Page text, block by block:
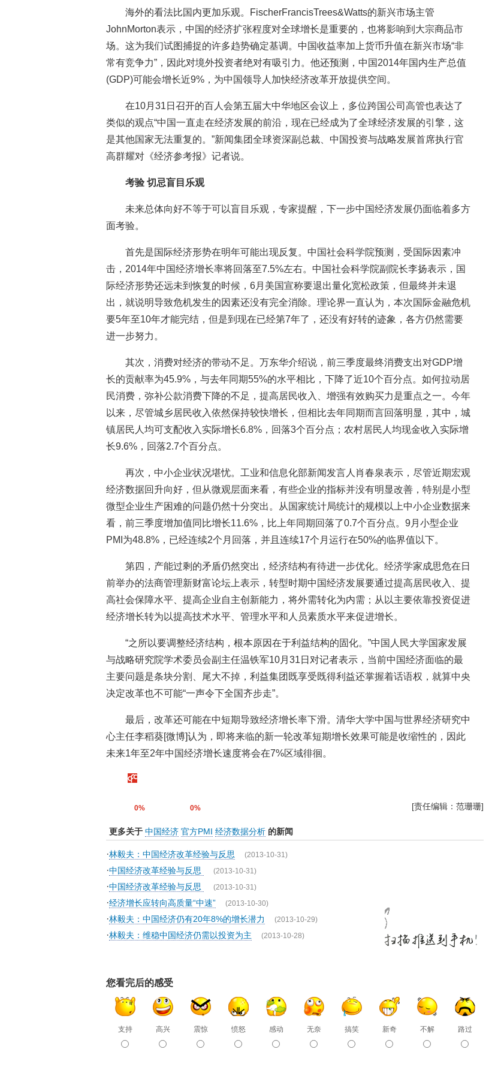
海外的看法比国内更加乐观。FischerFrancisTrees&Watts的新兴市场主管
JohnMorton表示，中国的经济扩张程度对全球增长是重要的，也将影响到大宗商品市
场。这为我们试图捕捉的许多趋势确定基调。中国收益率加上货币升值在新兴市场“非
常有竞争力”，因此对境外投资者绝对有吸引力。他还预测，中国2014年国内生产总值
(GDP)可能会增长近9%，为中国领导人加快经济改革开放提供空间。
在10月31日召开的百人会第五届大中华地区会议上，多位跨国公司高管也表达了
类似的观点“中国一直走在经济发展的前沿，现在已经成为了全球经济发展的引擎，这
是其他国家无法重复的。”新闻集团全球资深副总裁、中国投资与战略发展首席执行官
高群耀对《经济参考报》记者说。
考验 切忌盲目乐观
未来总体向好不等于可以盲目乐观，专家提醒，下一步中国经济发展仍面临着多方
面考验。
首先是国际经济形势在明年可能出现反复。中国社会科学院预测，受国际因素冲
击，2014年中国经济增长率将回落至7.5%左右。中国社会科学院副院长李扬表示，国
际经济形势还远未到恢复的时候，6月美国宣称要退出量化宽松政策，但最终并未退
出，就说明导致危机发生的因素还没有完全消除。理论界一直认为，本次国际金融危机
要5年至10年才能完结，但是到现在已经第7年了，还没有好转的迹象，各方仍然需要
进一步努力。
其次，消费对经济的带动不足。万东华介绍说，前三季度最终消费支出对GDP增
长的贡献率为45.9%，与去年同期55%的水平相比，下降了近10个百分点。如何拉动居
民消费，弥补公款消费下降的不足，提高居民收入、增强有效购买力是重点之一。今年
以来，尽管城乡居民收入依然保持较快增长，但相比去年同期而言回落明显，其中，城
镇居民人均可支配收入实际增长6.8%，回落3个百分点；农村居民人均现金收入实际增
长9.6%，回落2.7个百分点。
再次，中小企业状况堪忧。工业和信息化部新闻发言人肖春泉表示，尽管近期宏观
经济数据回升向好，但从微观层面来看，有些企业的指标并没有明显改善，特别是小型
微型企业生产困难的问题仍然十分突出。从国家统计局统计的规模以上中小企业数据来
看，前三季度增加值同比增长11.6%，比上年同期回落了0.7个百分点。9月小型企业
PMI为48.8%，已经连续2个月回落，并且连续17个月运行在50%的临界值以下。
第四，产能过剩的矛盾仍然突出，经济结构有待进一步优化。经济学家成思危在日
前举办的法商管理新财富论坛上表示，转型时期中国经济发展要通过提高居民收入、提
高社会保障水平、提高企业自主创新能力，将外需转化为内需；从以主要依靠投资促进
经济增长转为以提高技术水平、管理水平和人员素质水平来促进增长。
“之所以要调整经济结构，根本原因在于利益结构的固化。”中国人民大学国家发展
与战略研究院学术委员会副主任温铁军10月31日对记者表示，当前中国经济面临的最
主要问题是条块分割、尾大不掉，利益集团既享受既得利益还掌握着话语权，就算中央
决定改革也不可能“一声令下全国齐步走”。
最后，改革还可能在中短期导致经济增长率下滑。清华大学中国与世界经济研究中
心主任李稻葵[微博]认为，即将来临的新一轮改革短期增长效果可能是收缩性的，因此
未来1年至2年中国经济增长速度将会在7%区域徘徊。
0% 0% [责任编辑：范珊珊]
更多关于 中国经济 官方PMI 经济数据分析 的新闻
·林毅夫：中国经济改革经验与反思 (2013-10-31)
·中国经济改革经验与反思 (2013-10-31)
·中国经济改革经验与反思 (2013-10-31)
·经济增长应转向高质量“中速” (2013-10-30)
·林毅夫：中国经济仍有20年8%的增长潜力 (2013-10-29)
·林毅夫：维稳中国经济仍需以投资为主 (2013-10-28)
您看完后的感受
支持 高兴 震惊 愤怒 感动 无奈 搞笑 新奇 不解 路过